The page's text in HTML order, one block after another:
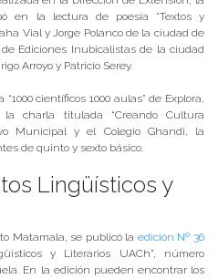
en la lectura de poesía “Textos y
Vial y Jorge Polanco de la ciudad de
Ediciones Inubicalistas de la ciudad
Arroyo y Patricio Serey.
científicos 1000 aulas” de Explora,
la charla titulada “Creando Cultura
Municipal y el Colegio Ghandi, la
de quinto y sexto básico.
Lingüísticos y
Matamala, se publicó la edición Nº 36
y Literarios UACh”, número
En la edición pueden encontrar los